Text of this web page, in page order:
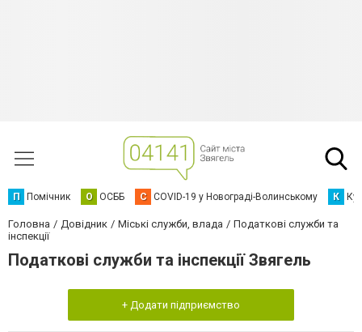
П Помічник О ОСББ C COVID-19 у Новограді-Волинському К
Головна Довідник Міські служби, влада
Податкові служби та
інспекції
Податкові служби та інспекції Звягель
+ Додати підприємство